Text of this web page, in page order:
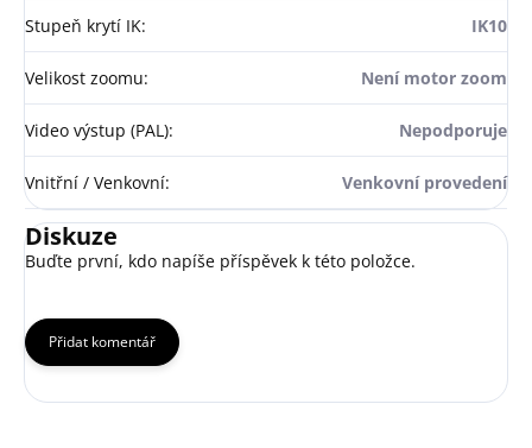
Stupeň krytí IK: IK10
Velikost zoomu: Není motor zoom
Video výstup (PAL): Nepodporuje
Vnitřní / Venkovní: Venkovní provedení
Diskuze
Buďte první, kdo napíše příspěvek k této položce.
Přidat komentář